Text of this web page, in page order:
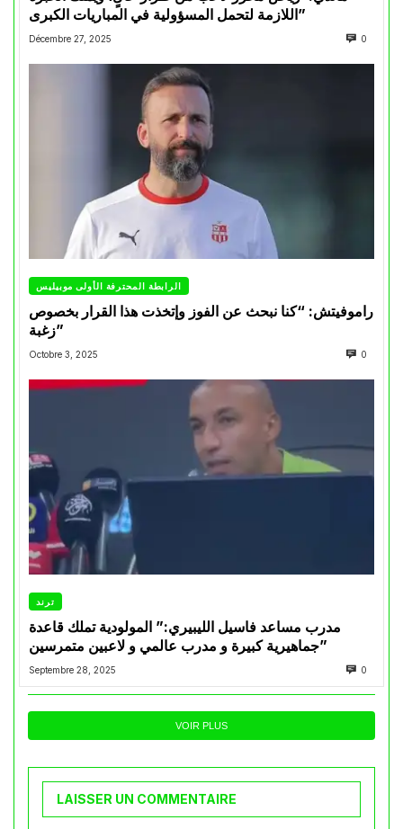
اللازمة لتحمل المسؤولية في المباريات الكبرى”
Décembre 27, 2025 0
الرابطة المحترفة الأولى موبيليس
راموفيتش: “كنا نبحث عن الفوز وإتخذت هذا القرار بخصوص
زغبة”
Octobre 3, 2025 0
ترند
مدرب مساعد فاسيل الليبيري:” المولودية تملك قاعدة
جماهيرية كبيرة و مدرب عالمي و لاعبين متمرسين”
Septembre 28, 2025 0
VOIR PLUS
LAISSER UN COMMENTAIRE